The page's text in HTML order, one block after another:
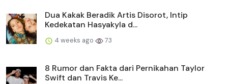
Dua Kakak Beradik Artis Disorot, Intip
Kedekatan Hasyakyla d...
4 weeks ago 73
8 Rumor dan Fakta dari Pernikahan Taylor
Swift dan Travis Ke...